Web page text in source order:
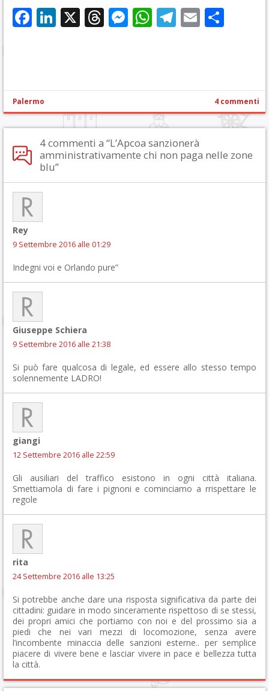
Facebook
LinkedIn
X Threads
Messenger
WhatsApp
Telegram
Email
Palermo 4 commenti
4 commenti a “L’Apcoa sanzionerà
amministrativamente chi non paga nelle zone
blu”
Rey
9 Settembre 2016 alle 01:29
Indegni voi e Orlando pure”
Giuseppe Schiera
9 Settembre 2016 alle 21:38
Si può fare qualcosa di legale, ed essere allo stesso tempo
solennemente LADRO!
giangi
12 Settembre 2016 alle 22:59
Gli ausiliari del traffico esistono in ogni città italiana.
Smettiamola di fare i pignoni e cominciamo a rrispettare le
regole
rita
24 Settembre 2016 alle 13:25
Si potrebbe anche dare una risposta significativa da parte dei
cittadini: guidare in modo sinceramente rispettoso di se stessi,
dei propri amici che portiamo con noi e del prossimo sia a
piedi che nei vari mezzi di locomozione, senza avere
l’incombente minaccia delle sanzioni esterne.. per semplice
piacere di vivere bene e lasciar vivere in pace e bellezza tutta
la città.